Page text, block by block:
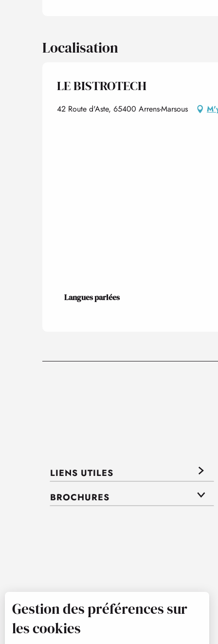
Localisation
LE BISTROTECH
42 Route d'Aste, 65400 Arrens-Marsous
Langues parlées
Langues parlées
LIENS UTILES
BROCHURES
Gestion des préférences sur
les cookies